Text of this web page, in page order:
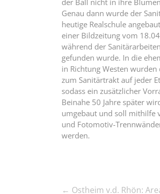
der Ball nicht in ihre
Genau dann wurde der
heutige Realschule
einer Bildzeitung vom
während der
gefunden wurde. In die
in Richtung Westen wurden
zum Sanitärtrakt auf jeder
sodass ein zusätzlicher
Beinahe 50 Jahre später
umgebaut und soll mithilfe
und Fotomotiv-
werden.
← Ostheim v.d. Rhön: